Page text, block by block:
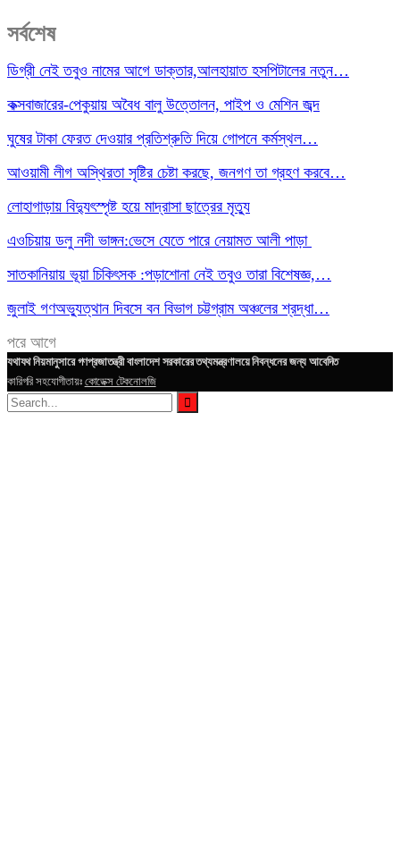
সর্বশেষ
ডিগ্রী নেই তবুও নামের আগে ডাক্তার,আলহায়াত হসপিটালের নতুন…
কক্সবাজারের-পেকুয়ায় অবৈধ বালু উত্তোলন, পাইপ ও মেশিন জব্দ
ঘুষের টাকা ফেরত দেওয়ার প্রতিশ্রুতি দিয়ে গোপনে কর্মস্থল…
আওয়ামী লীগ অস্থিরতা সৃষ্টির চেষ্টা করছে, জনগণ তা গ্রহণ করবে…
লোহাগাড়ায় বিদ্যুৎস্পৃষ্ট হয়ে মাদ্রাসা ছাত্রের মৃত্যু
এওচিয়ায় ডলু নদী ভাঙ্গন:ভেসে যেতে পারে নেয়ামত আলী পাড়া
সাতকানিয়ায় ভূয়া চিকিৎসক :পড়াশোনা নেই তবুও তারা বিশেষজ্ঞ,…
জুলাই গণঅভ্যুত্থান দিবসে বন বিভাগ চট্টগ্রাম অঞ্চলের শ্রদ্ধা…
পরে আগে
যথাযথ নিয়মানুসারে গণপ্রজাতন্ত্রী বাংলাদেশ সরকারের তথ্যমন্ত্রণালয়ে নিবন্ধনের জন্য আবেদিত
কারিগরি সহযোগীতায়ঃ কোডেক্স টেকনোলজি